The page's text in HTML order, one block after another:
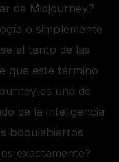
de Midjourney?
o simplemente
al tanto de las
que este término
es una de
de la inteligencia
boquiabiertos
exactamente?